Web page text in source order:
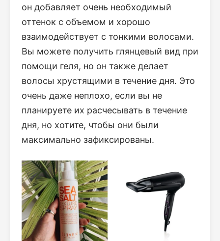
он добавляет очень необходимый
оттенок с объемом и хорошо
взаимодействует с тонкими волосами.
Вы можете получить глянцевый вид при
помощи геля, но он также делает
волосы хрустящими в течение дня. Это
очень даже неплохо, если вы не
планируете их расчесывать в течение
дня, но хотите, чтобы они были
максимально зафиксированы.